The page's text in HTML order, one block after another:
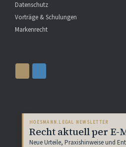
Datenschutz
Vorträge & Schulungen
Markenrecht
HOESMANN.LEGAL NEWSLETTER
Recht aktuell per E-
Neue Urteile, Praxishinweise und